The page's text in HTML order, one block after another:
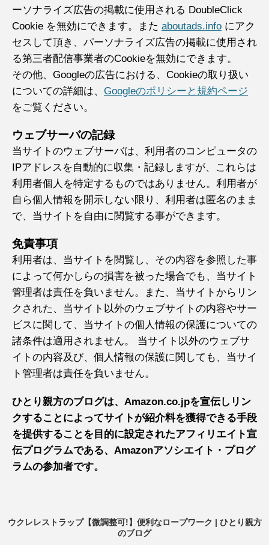
ーソナライズ広告の掲載に使用される DoubleClick
Cookie を無効にできます。また aboutads.info にアク
セスして頂き、パーソナライズ広告の掲載に使用され
る第三者配信事業者のCookieを無効にできます。
その他、Googleの広告における、Cookieの取り扱い
についての詳細は、 Googleのポリシーと規約ページ
をご覧ください。
ウェブサーバの記録
当サイトのウェブサーバは、利用者のコンピュータの
IPアドレスを自動的に収集・記録しますが、これらは
利用者個人を特定するものではありません。利用者が
自ら個人情報を開示しない限り、利用者は匿名のまま
で、当サイトを自由に閲覧する事ができます。
免責事項
利用者は、当サイトを閲覧し、その内容を参照した事
によって何かしらの損害を被った場合でも、当サイト
管理者は責任を負いません。また、当サイトからリン
クされた、当サイト以外のウェブサイトの内容やサー
ビスに関して、当サイトの個人情報の保護についての
諸条件は適用されません。 当サイト以外のウェブサ
イトの内容及び、個人情報の保護に関しても、当サイ
ト管理者は責任を負いません。
ひとり親方のブログは、Amazon.co.jpを宣伝しリン
クすることによってサイトが紹介料を獲得できる手段
を提供することを目的に設定されたアフィリエイト宣
伝プログラムである、Amazonアソシエイト・プログ
ラムの参加者です。
ウクレレストラップ【微調整可!】便利なロープワーク | ひとり親方
のブログ